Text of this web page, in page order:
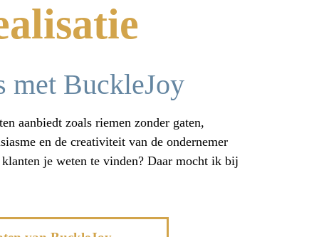
met BuckleJoy
aanbiedt zoals riemen zonder gaten,
en de creativiteit van de ondernemer
je weten te vinden? Daar mocht ik bij